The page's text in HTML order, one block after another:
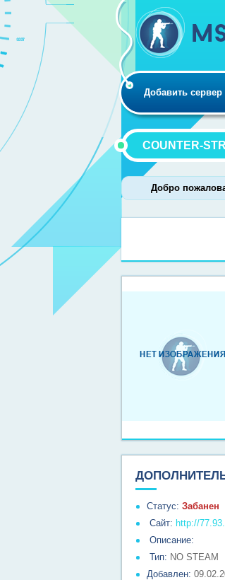
Добавить сервер
COUNTER-
Добро
Статус: Забанен
Сайт: http://
Описание:
Тип: NO STEAM
Добавлен: